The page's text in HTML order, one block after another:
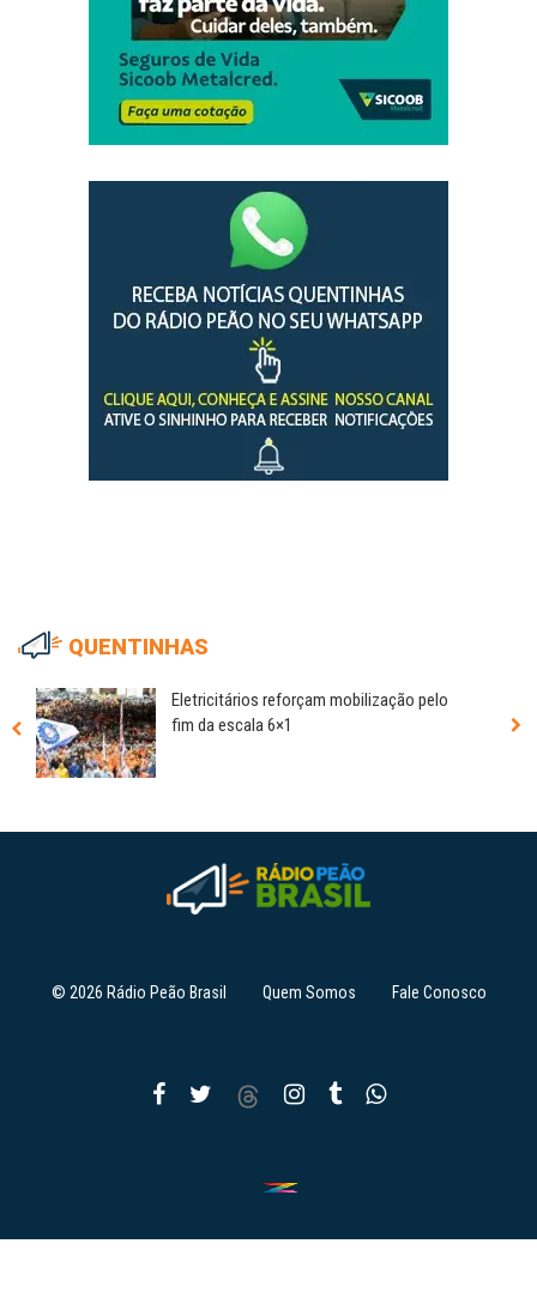
QUENTINHAS
Eletricitários reforçam mobilização pelo
fim da escala 6×1
© 2026 Rádio Peão Brasil Quem Somos Fale Conosco